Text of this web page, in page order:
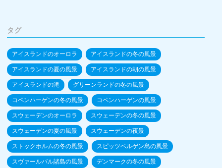
タグ
アイスランドのオーロラ アイスランドの冬の風景
アイスランドの夏の風景 アイスランドの朝の風景
アイスランドの滝 グリーンランドの冬の風景
コペンハーゲンの冬の風景 コペンハーゲンの風景
スウェーデンのオーロラ スウェーデンの冬の風景
スウェーデンの夏の風景 スウェーデンの夜景
ストックホルムの冬の風景 スピッツベルゲン島の風景
スヴァールバル諸島の風景 デンマークの冬の風景